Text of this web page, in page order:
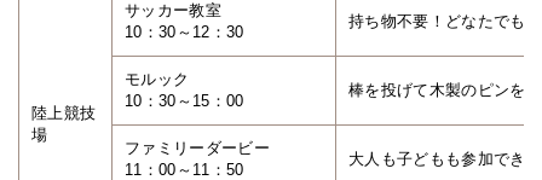
陸上競技
場
サッカー教室
10：30～12：30
持ち物不要！どなたでも
モルック
10：30～15：00
棒を投げて木製のピンを
ファミリーダービー
11：00～11：50
大人も子どもも参加でき